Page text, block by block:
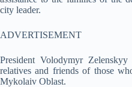
city leader.
ADVERTISEMENT
President Volodymyr
relatives and friends of those
Mykolaiv Oblast.